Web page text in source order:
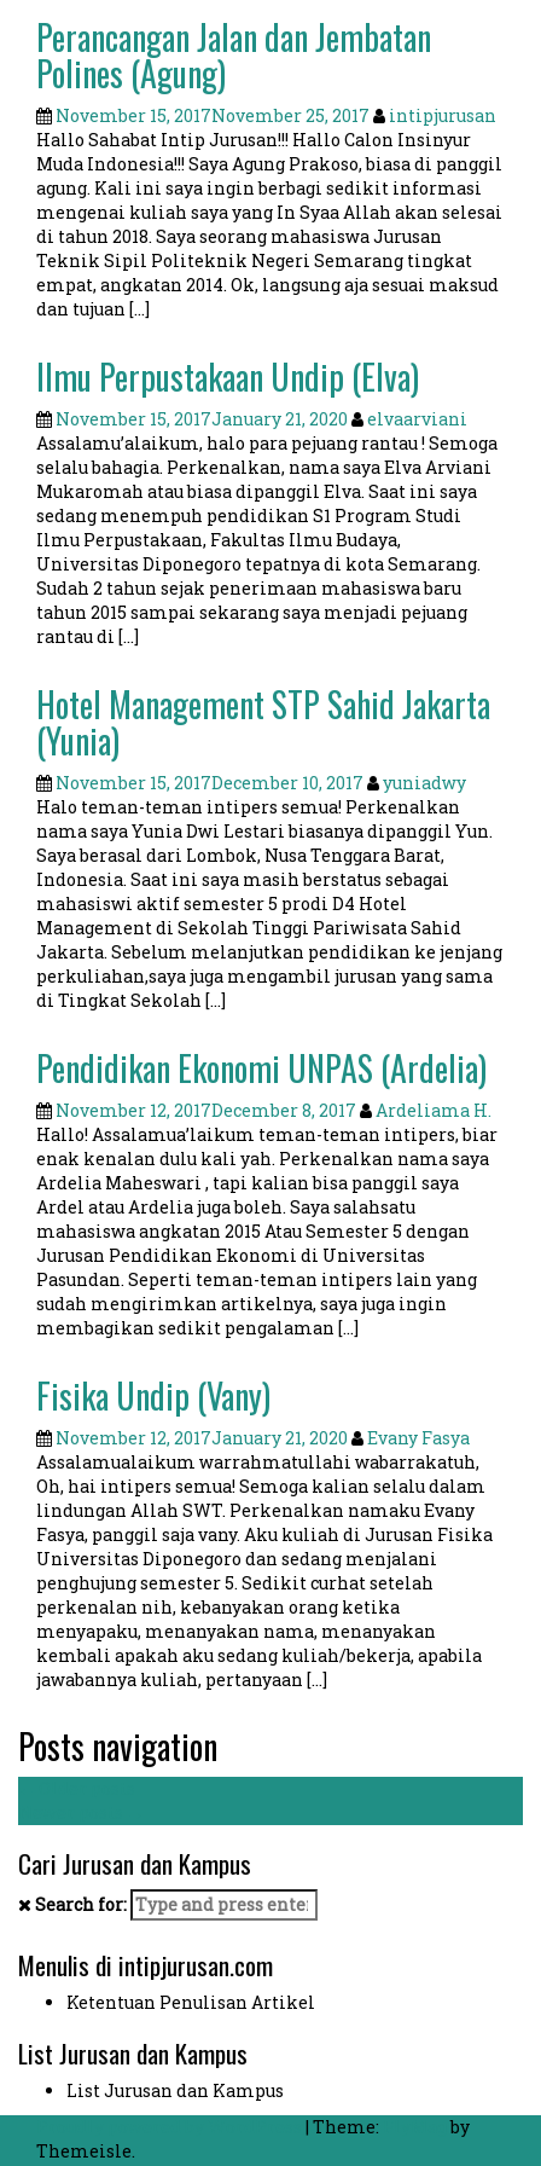
Perancangan Jalan dan Jembatan
Polines (Agung)
November 15, 2017November 25, 2017
intipjurusan
Hallo Sahabat Intip Jurusan!!! Hallo Calon Insinyur
Muda Indonesia!!! Saya Agung Prakoso, biasa di panggil
agung. Kali ini saya ingin berbagi sedikit informasi
mengenai kuliah saya yang In Syaa Allah akan selesai
di tahun 2018. Saya seorang mahasiswa Jurusan
Teknik Sipil Politeknik Negeri Semarang tingkat
empat, angkatan 2014. Ok, langsung aja sesuai maksud
dan tujuan […]
Ilmu Perpustakaan Undip (Elva)
November 15, 2017January 21, 2020
elvaarviani
Assalamu’alaikum, halo para pejuang rantau ! Semoga
selalu bahagia. Perkenalkan, nama saya Elva Arviani
Mukaromah atau biasa dipanggil Elva. Saat ini saya
sedang menempuh pendidikan S1 Program Studi
Ilmu Perpustakaan, Fakultas Ilmu Budaya,
Universitas Diponegoro tepatnya di kota Semarang.
Sudah 2 tahun sejak penerimaan mahasiswa baru
tahun 2015 sampai sekarang saya menjadi pejuang
rantau di […]
Hotel Management STP Sahid Jakarta
(Yunia)
November 15, 2017December 10, 2017
yuniadwy
Halo teman-teman intipers semua! Perkenalkan
nama saya Yunia Dwi Lestari biasanya dipanggil Yun.
Saya berasal dari Lombok, Nusa Tenggara Barat,
Indonesia. Saat ini saya masih berstatus sebagai
mahasiswi aktif semester 5 prodi D4 Hotel
Management di Sekolah Tinggi Pariwisata Sahid
Jakarta. Sebelum melanjutkan pendidikan ke jenjang
perkuliahan,saya juga mengambil jurusan yang sama
di Tingkat Sekolah […]
Pendidikan Ekonomi UNPAS (Ardelia)
November 12, 2017December 8, 2017
Ardeliama H.
Hallo! Assalamua’laikum teman-teman intipers, biar
enak kenalan dulu kali yah. Perkenalkan nama saya
Ardelia Maheswari , tapi kalian bisa panggil saya
Ardel atau Ardelia juga boleh. Saya salahsatu
mahasiswa angkatan 2015 Atau Semester 5 dengan
Jurusan Pendidikan Ekonomi di Universitas
Pasundan. Seperti teman-teman intipers lain yang
sudah mengirimkan artikelnya, saya juga ingin
membagikan sedikit pengalaman […]
Fisika Undip (Vany)
November 12, 2017January 21, 2020
Evany Fasya
Assalamualaikum warrahmatullahi wabarrakatuh,
Oh, hai intipers semua! Semoga kalian selalu dalam
lindungan Allah SWT. Perkenalkan namaku Evany
Fasya, panggil saja vany. Aku kuliah di Jurusan Fisika
Universitas Diponegoro dan sedang menjalani
penghujung semester 5. Sedikit curhat setelah
perkenalan nih, kebanyakan orang ketika
menyapaku, menanyakan nama, menanyakan
kembali apakah aku sedang kuliah/bekerja, apabila
jawabannya kuliah, pertanyaan […]
Posts navigation
Cari Jurusan dan Kampus
Search for:
Menulis di intipjurusan.com
Ketentuan Penulisan Artikel
List Jurusan dan Kampus
List Jurusan dan Kampus
| Theme:
by
Themeisle.